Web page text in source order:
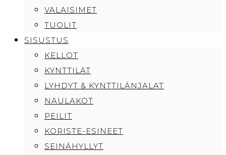
VALAISIMET
TUOLIT
SISUSTUS
KELLOT
KYNTTILÄT
LYHDYT & KYNTTILÄNJALAT
NAULAKOT
PEILIT
KORISTE-ESINEET
SEINÄHYLLYT